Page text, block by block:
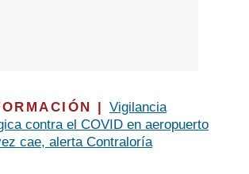
| Vigilancia
contra el COVID en aeropuerto
cae, alerta Contraloría